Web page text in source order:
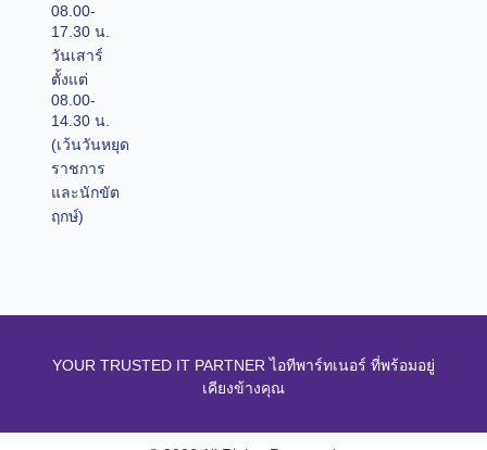
08.00-
17.30 น.
วันเสาร์
ตั้งแต่
08.00-
14.30 น.
(เว้นวันหยุด
ราชการ
และนักขัต
ฤกษ์)
YOUR TRUSTED IT PARTNER ไอทีพาร์ทเนอร์ ที่พร้อมอยู่
เคียงข้างคุณ